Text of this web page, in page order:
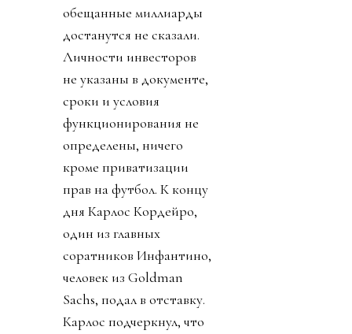
обещанные миллиарды
достанутся не сказали.
Личности инвесторов
не указаны в документе,
сроки и условия
функционирования не
определены, ничего
кроме приватизации
прав на футбол. К концу
дня Карлос Кордейро,
один из главных
соратников Инфантино,
человек из Goldman
Sachs, подал в отставку.
Карлос подчеркнул, что